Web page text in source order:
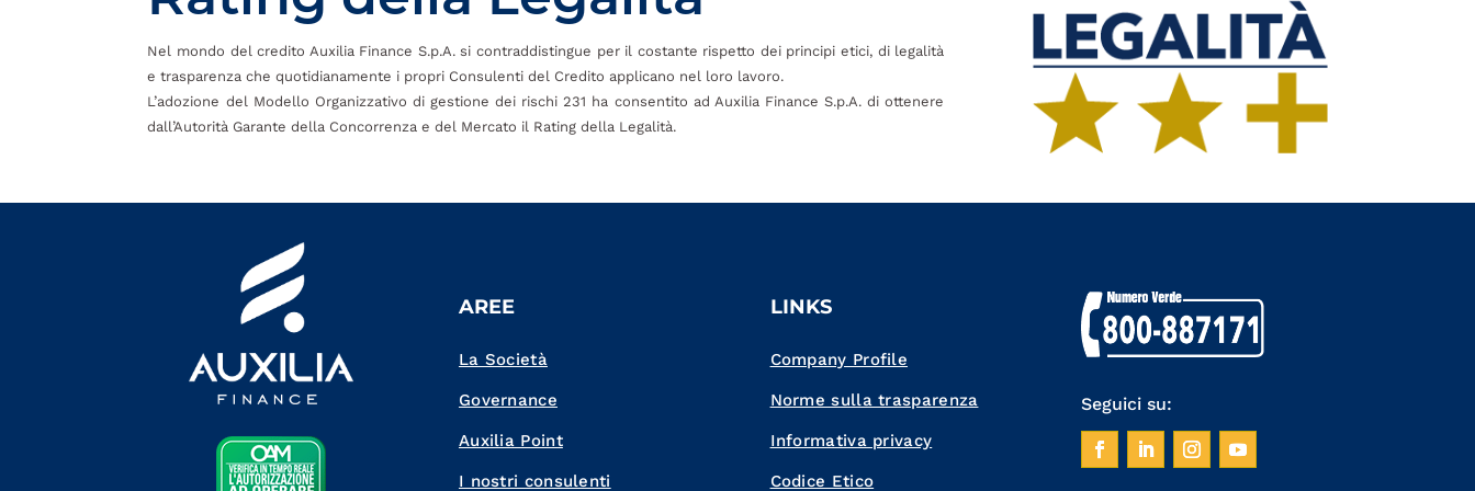
Nel mondo del credito Auxilia Finance S.p.A. si contraddistingue per il costante rispetto dei principi etici, di legalità
e trasparenza che quotidianamente i propri Consulenti del Credito applicano nel loro lavoro.
L’adozione del Modello Organizzativo di gestione dei rischi 231 ha consentito ad Auxilia Finance S.p.A. di ottenere
dall’Autorità Garante della Concorrenza e del Mercato il Rating della Legalità.
AREE
La Società
Governance
Auxilia Point
I nostri consulenti
LINKS
Company Profile
Norme sulla trasparenza
Informativa privacy
Codice Etico
Seguici su: